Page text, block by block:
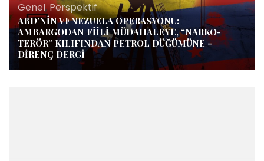
Genel,Perspektif
ABD’NİN VENEZUELA OPERASYONU:
AMBARGODAN FİİLİ MÜDAHALEYE, “NARKO-
TERÖR” KILIFINDAN PETROL DÜĞÜMÜNE –
DİRENÇ DERGİ